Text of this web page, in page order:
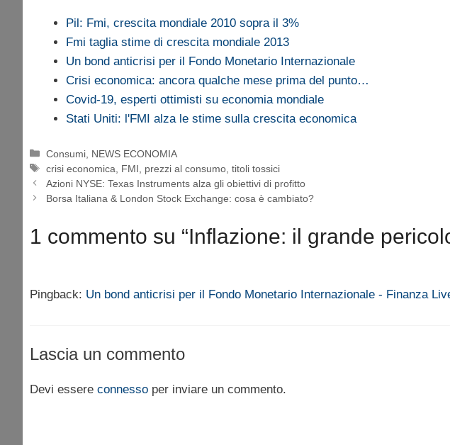
Pil: Fmi, crescita mondiale 2010 sopra il 3%
Fmi taglia stime di crescita mondiale 2013
Un bond anticrisi per il Fondo Monetario Internazionale
Crisi economica: ancora qualche mese prima del punto…
Covid-19, esperti ottimisti su economia mondiale
Stati Uniti: l'FMI alza le stime sulla crescita economica
Categorie
Consumi NEWS ECONOMIA
Tag
crisi economica FMI prezzi al consumo ,titoli tossici
Azioni NYSE: Texas Instruments alza gli obiettivi di profitto
Borsa Italiana & London Stock Exchange: cosa è cambiato?
1 commento su “Inflazione: il grande
Pingback: Un bond anticrisi per il Fondo Monetario Internazionale - Finanza
Lascia un commento
Devi essere connesso per inviare un commento.